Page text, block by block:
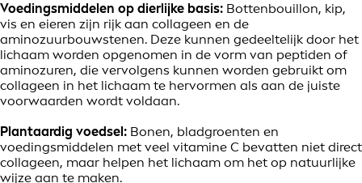
Voedingsmiddelen op dierlijke basis: Bottenbouillon, kip,
vis en eieren zijn rijk aan collageen en de
aminozuurbouwstenen. Deze kunnen gedeeltelijk door het
lichaam worden opgenomen in de vorm van peptiden of
aminozuren, die vervolgens kunnen worden gebruikt om
collageen in het lichaam te hervormen als aan de juiste
voorwaarden wordt voldaan.
Plantaardig voedsel: Bonen, bladgroenten en
voedingsmiddelen met veel vitamine C bevatten niet direct
collageen, maar helpen het lichaam om het op natuurlijke
wijze aan te maken.